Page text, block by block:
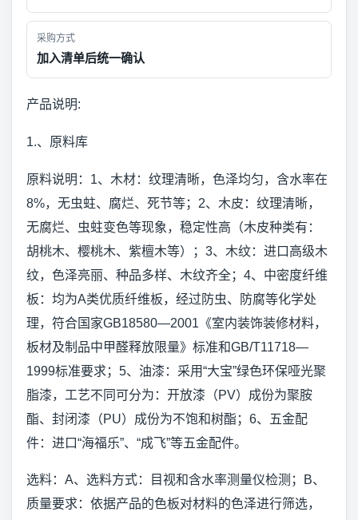
采购方式
加入清单后统一确认
产品说明:
1.、原料库
原料说明：1、木材：纹理清晰，色泽均匀，含水率在
8%，无虫蛀、腐烂、死节等；2、木皮：纹理清晰，
无腐烂、虫蛀变色等现象，稳定性高（木皮种类有：
胡桃木、樱桃木、紫檀木等）；3、木纹：进口高级木
纹，色泽亮丽、种品多样、木纹齐全；4、中密度纤维
板：均为A类优质纤维板，经过防虫、防腐等化学处
理，符合国家GB18580—2001《室内装饰装修材料，
板材及制品中甲醛释放限量》标准和GB/T11718—
1999标准要求；5、油漆：采用“大宝”绿色环保哑光聚
脂漆，工艺不同可分为：开放漆（PV）成份为聚胺
酯、封闭漆（PU）成份为不饱和树酯；6、五金配
件：进口“海福乐”、“成飞”等五金配件。
选料：A、选料方式：目视和含水率测量仪检测；B、
质量要求：依据产品的色板对材料的色泽进行筛选，